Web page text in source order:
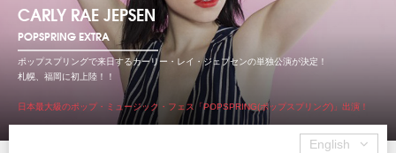
CARLY RAE JEPSEN
POPSPRING EXTRA
ポップスプリングで来日するカーリー・レイ・ジェプセンの単独公演が決定！
札幌、福岡に初上陸！！
日本最大級のポップ・ミュージック・フェス「POPSPRING(ポップスプリング)」出演！
English